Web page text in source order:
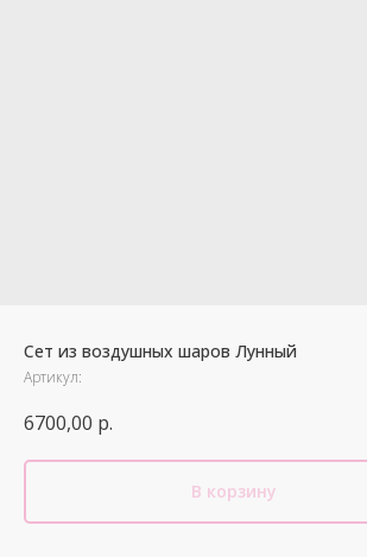
Сет из воздушных шаров Лунный
Артикул:
6700,00 р.
В корзину